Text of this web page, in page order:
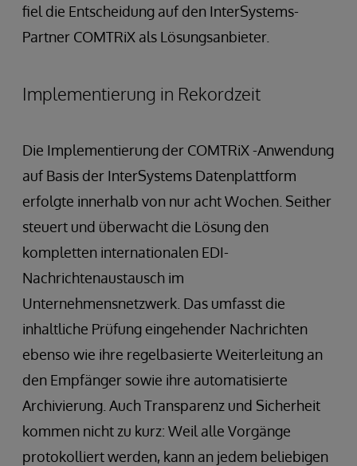
fiel die Entscheidung auf den InterSystems-
Partner COMTRiX als Lösungsanbieter.
Implementierung in Rekordzeit
Die Implementierung der COMTRiX -Anwendung
auf Basis der InterSystems Datenplattform
erfolgte innerhalb von nur acht Wochen. Seither
steuert und überwacht die Lösung den
kompletten internationalen EDI-
Nachrichtenaustausch im
Unternehmensnetzwerk. Das umfasst die
inhaltliche Prüfung eingehender Nachrichten
ebenso wie ihre regelbasierte Weiterleitung an
den Empfänger sowie ihre automatisierte
Archivierung. Auch Transparenz und Sicherheit
kommen nicht zu kurz: Weil alle Vorgänge
protokolliert werden, kann an jedem beliebigen